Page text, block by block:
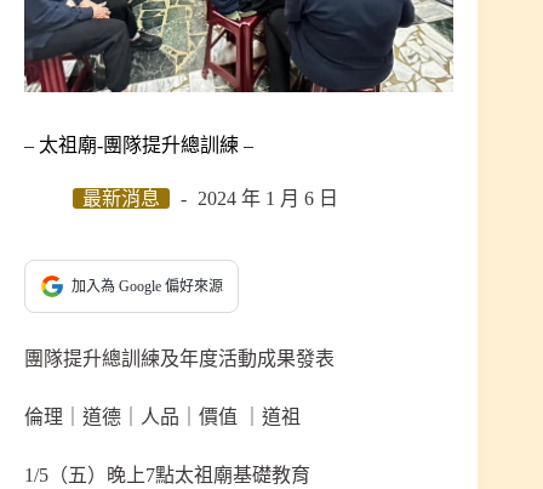
– 太祖廟-團隊提升總訓練 –
最新消息 2024 年 1 月 6 日
加入為 Google 偏好來源
團隊提升總訓練及年度活動成果發表
倫理｜道德｜人品｜價值 ｜道祖
1/5（五）晚上7點太祖廟基礎教育